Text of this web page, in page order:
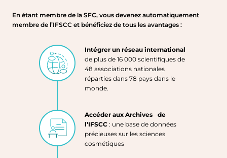
En étant membre de la SFC, vous devenez automatiquement
membre de l’IFSCC et bénéficiez de tous les avantages :
Intégrer un réseau international
de plus de 16 000 scientifiques de
48 associations nationales
réparties dans 78 pays dans le
monde.
Accéder aux Archives de
l’IFSCC : une base de données
précieuses sur les sciences
cosmétiques